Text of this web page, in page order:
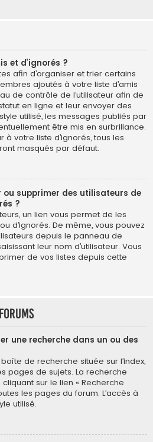
et d’ignorés ?
afin d’organiser et trier certains
ajoutés à votre liste d’amis
de contrôle de l’utilisateur afin de
en ligne et leur envoyer des
utilisé, les messages publiés par
être mis en surbrillance.
à votre liste d’ignorés, tous les
masqués par défaut.
supprimer des utilisateurs de
?
un lien vous permet de les
d’ignorés. De même, vous pouvez
depuis le panneau de
leur nom d’utilisateur. Vous
de vos listes depuis cette
une recherche dans un ou des
de recherche située sur l’index,
pages de sujets. La recherche
sur le lien « Recherche
les pages du forum. L’accès à
utilisé.